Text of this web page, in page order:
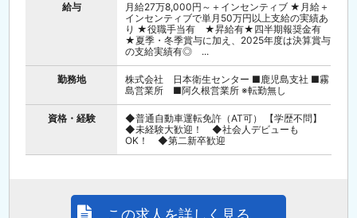
給与
月給27万8,000円～＋インセンティブ ★月給＋
インセンティブで単月50万円以上支給の実績あ
り ★役職手当有 ★昇給有★四半期報奨金有
★夏季・冬季賞与に加え、2025年度は決算賞与
の支給実績有◎ ...
勤務地
株式会社 日本衛生センター ■鹿児島支社 ■霧
島営業所 ■阿久根営業所 ※転勤無し
資格・経験
◆普通自動車運転免許（AT可） 【学歴不問】
◆未経験大歓迎！ ◆社会人デビューも
OK！ ◆第二新卒歓迎
この求人を詳しく見る